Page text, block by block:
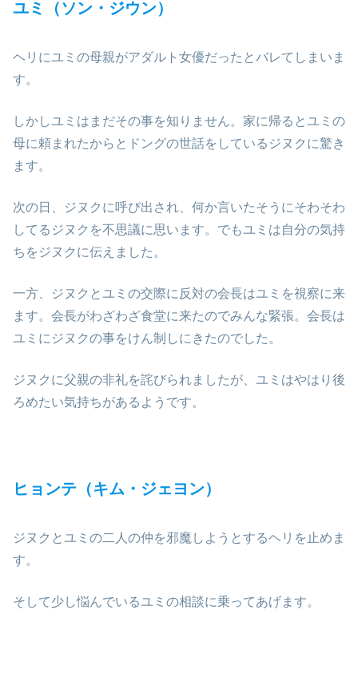
ユミ（ソン・ジウン）
ヘリにユミの母親がアダルト女優だったとバレてしまいま
す。
しかしユミはまだその事を知りません。家に帰るとユミの
母に頼まれたからとドングの世話をしているジヌクに驚き
ます。
次の日、ジヌクに呼び出され、何か言いたそうにそわそわ
してるジヌクを不思議に思います。でもユミは自分の気持
ちをジヌクに伝えました。
一方、ジヌクとユミの交際に反対の会長はユミを視察に来
ます。会長がわざわざ食堂に来たのでみんな緊張。会長は
ユミにジヌクの事をけん制しにきたのでした。
ジヌクに父親の非礼を詫びられましたが、ユミはやはり後
ろめたい気持ちがあるようです。
ヒョンテ（キム・ジェヨン）
ジヌクとユミの二人の仲を邪魔しようとするヘリを止めま
す。
そして少し悩んでいるユミの相談に乗ってあげます。